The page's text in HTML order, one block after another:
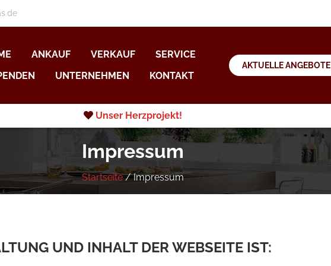
ANKAUF VERKAUF
SERVICE
UNTERNEHMEN KONTAKT
AKTUELLE ANGEBOTE
Unser Herzprojekt!
Impressum
Startseite/Impressum
UND INHALT DER WEBSEITE IST: